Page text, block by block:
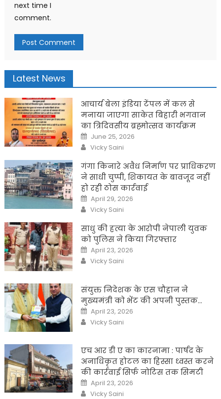
next time I
comment.
Latest News
आचार्य बेला इंडिया टेंपल में कल से
मनाया जाएगा साकेत बिहारी भगवान
का त्रिदिवसीय ब्रह्मोत्सव कार्यक्रम
Posted
on
June 25, 2026
Author
Vicky Saini
गंगा किनारे अवैध निर्माण पर प्राधिकरण
ने साधी चुप्पी, शिकायत के बावजूद नहीं
हो रही ठोस कार्रवाई
Posted
on
April 29, 2026
Author
Vicky Saini
साधु की हत्या के आरोपी नेपाली युवक
को पुलिस ने किया गिरफ्तार
Posted
on
April 23, 2026
Author
Vicky Saini
संयुक्त निदेशक के एस चौहान ने
मुख्यमंत्री को भेंट की अपनी पुस्तक…
Posted
on
April 23, 2026
Author
Vicky Saini
एच आर डी ए का कारनामा : पार्षद के
अनाधिकृत होटल का हिस्सा ध्वस्त करने
की कार्रवाई सिर्फ नोटिस तक सिमटी
Posted
on
April 23, 2026
Author
Vicky Saini